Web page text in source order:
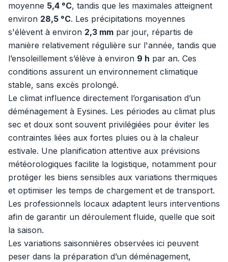
moyenne 5,4 °C, tandis que les maximales atteignent
environ 28,5 °C. Les précipitations moyennes
s'élèvent à environ 2,3 mm par jour, répartis de
manière relativement régulière sur l'année, tandis que
l’ensoleillement s’élève à environ 9 h par an. Ces
conditions assurent un environnement climatique
stable, sans excès prolongé.
Le climat influence directement l’organisation d’un
déménagement à Eysines. Les périodes au climat plus
sec et doux sont souvent privilégiées pour éviter les
contraintes liées aux fortes pluies ou à la chaleur
estivale. Une planification attentive aux prévisions
météorologiques facilite la logistique, notamment pour
protéger les biens sensibles aux variations thermiques
et optimiser les temps de chargement et de transport.
Les professionnels locaux adaptent leurs interventions
afin de garantir un déroulement fluide, quelle que soit
la saison.
Les variations saisonnières observées ici peuvent
peser dans la préparation d’un déménagement,